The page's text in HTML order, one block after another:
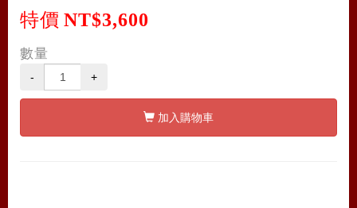
特價 NT$3,600
數量
- +
加入購物車